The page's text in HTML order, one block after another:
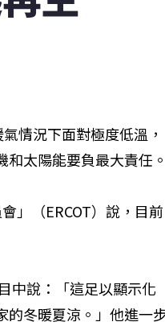
情況下面對極度低溫，
太陽能要負最大責任。
」（ERCOT）說，目前
中說：「這足以顯示化
的冬暖夏涼。」他進一